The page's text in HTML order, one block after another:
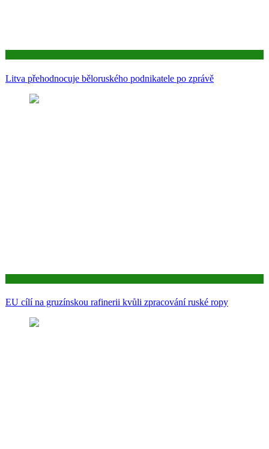
Litva přehodnocuje běloruského podnikatele po zprávě
EU cílí na gruzínskou rafinerii kvůli zpracování ruské ropy